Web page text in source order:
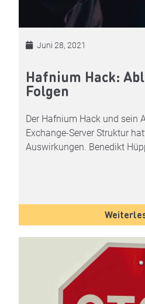
Juni 28, 2021
Hafnium Hack:
Folgen
Der Hafnium Hack und sein
Exchange-Server Struktur
Auswirkungen. Benedikt